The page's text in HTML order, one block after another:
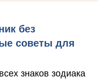
без
советы для
знаков зодиака